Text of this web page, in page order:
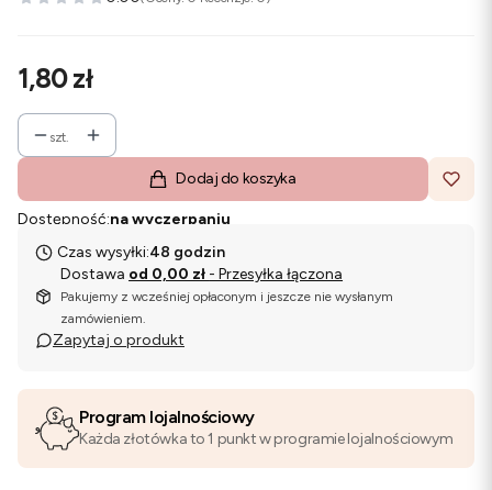
Cena
1,80 zł
szt.
Dodaj do koszyka
Dostępność:na wyczerpaniu
Czas wysyłki:48 godzin
Dostawa od 0,00 zł - Przesyłka łączona
Pakujemy z wcześniej opłaconym i jeszcze nie wysłanym
zamówieniem.
Zapytaj o produkt
Program lojalnościowy
Każda złotówka to 1 punkt w programie lojalnościowym